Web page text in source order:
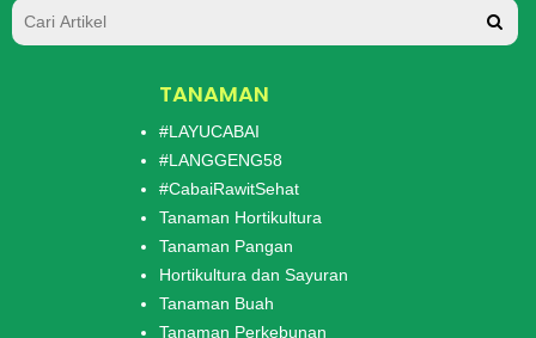
TANAMAN
#LAYUCABAI
#LANGGENG58
#CabaiRawitSehat
Tanaman Hortikultura
Tanaman Pangan
Hortikultura dan Sayuran
Tanaman Buah
Tanaman Perkebunan